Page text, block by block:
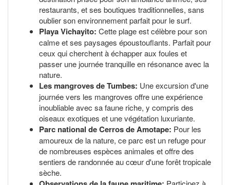
restaurants, et ses boutiques traditionnelles, sans
oublier son environnement parfait pour le surf.
Playa Vichayito: Cette plage est célèbre pour son
calme et ses paysages époustouflants. Parfait pour
ceux qui cherchent à échapper aux foules et
passer une journée tranquille en résonance avec la
nature.
Les mangroves de Tumbes: Une excursion d'une
journée vers les mangroves offre une expérience
inoubliable avec sa faune riche, y compris des
oiseaux exotiques et une végétation luxuriante.
Parc national de Cerros de Amotape: Pour les
amoureux de la nature, ce parc est un refuge pour
de nombreuses espèces animales et offre des
sentiers de randonnée au cœur d'une forêt tropicale
sèche.